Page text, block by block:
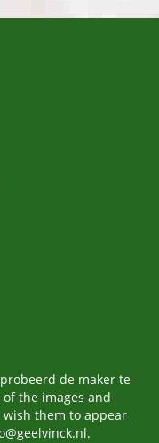
de maker te
the images and
them to appear
.